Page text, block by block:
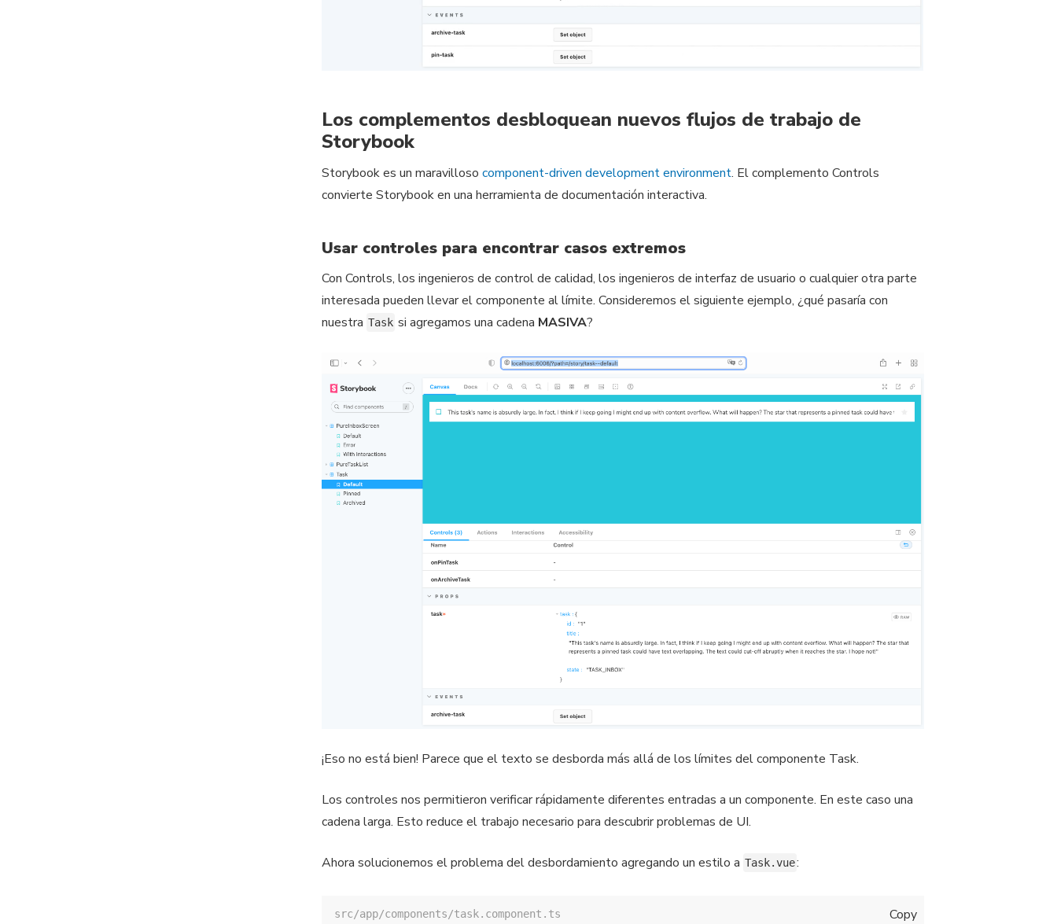
Los complementos desbloquean nuevos flujos de trabajo de
Storybook
Storybook es un maravillosocomponent-driven development environment. El complemento Controls
convierte Storybook en una herramienta de documentación interactiva.
Usar controles para encontrar casos extremos
Con Controls, los ingenieros de control de calidad, los ingenieros de interfaz de usuario o cualquier otra parte
interesada pueden llevar el componente al límite. Consideremos el siguiente ejemplo, ¿qué pasaría con
nuestra Task si agregamos una cadena MASIVA?
¡Eso no está bien! Parece que el texto se desborda más allá de los límites del componente Task.
Los controles nos permitieron verificar rápidamente diferentes entradas a un componente. En este caso una
cadena larga. Esto reduce el trabajo necesario para descubrir problemas de UI.
Ahora solucionemos el problema del desbordamiento agregando un estilo a Task.vue:
Copy
src/app/components/task.component.ts